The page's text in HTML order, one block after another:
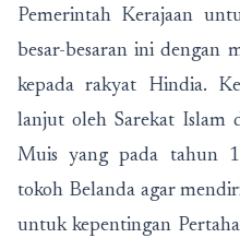
Pemerintah Kerajaan
besar-besaran ini dengan
kepada rakyat Hindia.
lanjut oleh Sarekat Islam
Muis yang pada tahun
tokoh Belanda agar
untuk kepentingan